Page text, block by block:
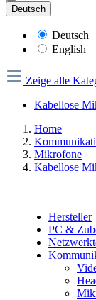
Deutsch
Deutsch
English
Zeige alle
Kabellose
Home
Mikrofone
Kabellose
Hersteller
PC &